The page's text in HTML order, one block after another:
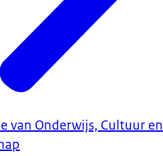
van Onderwijs, Cultuur en